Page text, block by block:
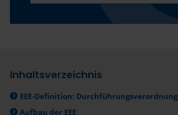
Inhaltsverzeichnis
EEE-Definition: Durchführungsverordnung
Aufbau der EEE